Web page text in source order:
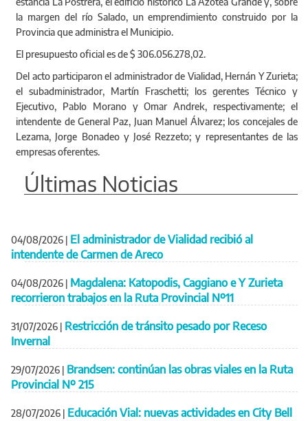
la margen del río Salado, un emprendimiento construido por la
Provincia que administra el Municipio.
El presupuesto oficial es de $ 306.056.278,02.
Del acto participaron el administrador de Vialidad, Hernán Y Zurieta;
el subadministrador, Martín Fraschetti; los gerentes Técnico y
Ejecutivo, Pablo Morano y Omar Andrek, respectivamente; el
intendente de General Paz, Juan Manuel Álvarez; los concejales de
Lezama, Jorge Bonadeo y José Rezzeto; y representantes de las
empresas oferentes.
Últimas Noticias
04/08/2026 | El administrador de Vialidad recibió al
intendente de Carmen de Areco
04/08/2026 | Magdalena: Katopodis, Caggiano e Y Zurieta
recorrieron trabajos en la Ruta Provincial Nº11
31/07/2026 | Restricción de tránsito pesado por Receso
Invernal
29/07/2026 | Brandsen: continúan las obras viales en la Ruta
Provincial Nº 215
28/07/2026 | Educación Vial: nuevas actividades en City Bell